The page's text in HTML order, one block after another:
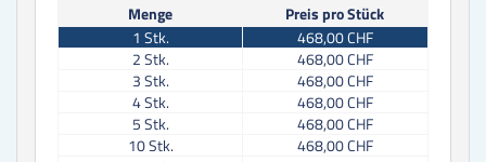
Menge
Preis pro Stück
1 Stk.
468,00 CHF
2Stk.
468,00 CHF
3Stk.
468,00 CHF
4Stk.
468,00 CHF
5Stk.
468,00 CHF
10Stk.
468,00 CHF